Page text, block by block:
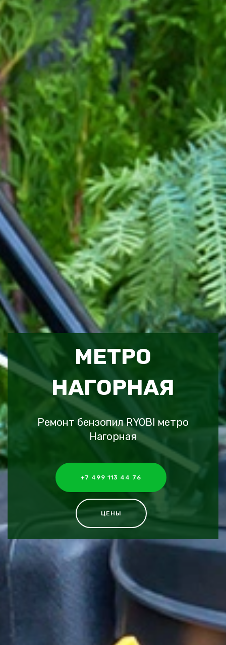
МЕТРО
НАГОРНАЯ
Ремонт бензопил RYOBI метро
Нагорная
+7 499 113 44 76
ЦЕНЫ